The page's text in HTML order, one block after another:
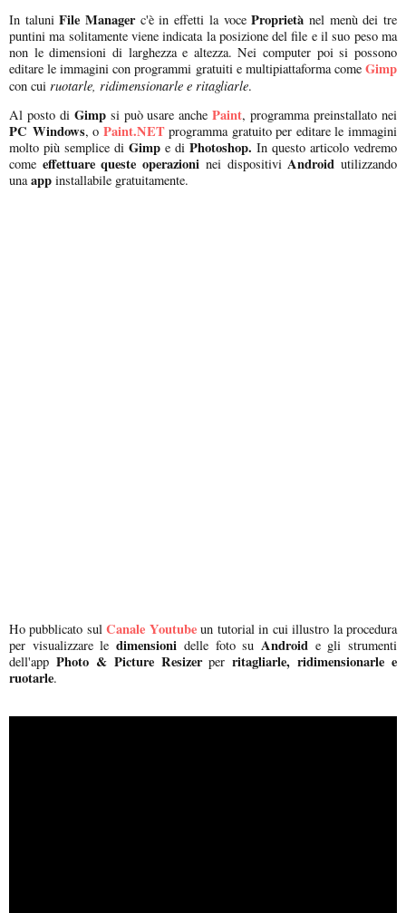
In taluniFile Managerc'è in effetti la voceProprietà nel menù dei tre
puntini ma solitamente viene indicata la posizione del file e il suo peso ma
non le dimensioni di larghezza e altezza. Nei computer poi si possono
editare le immagini con programmi gratuiti e multipiattaforma come Gimp
con cui ruotarle, ridimensionarle e ritagliarle.
Al posto di Gimpsi può usare anche Paint, programma preinstallato nei
PC Windows, o Paint.NETprogramma gratuito per editare le immagini
molto più semplice di Gimp e di Photoshop. In questo articolo vedremo
come effettuare queste operazioni nei dispositiviAndroid utilizzando
unaapp installabile gratuitamente.
Ho pubblicato sulCanale Youtubeun tutorial in cui illustro la procedura
per visualizzare ledimensioni delle foto su Android e gli strumenti
dell'app Photo & Picture Resizerperritagliarle, ridimensionarle e
ruotarle.